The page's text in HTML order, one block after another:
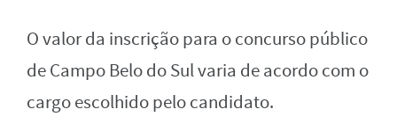
O valor da inscrição para o concurso público
de Campo Belo do Sul varia de acordo com o
cargo escolhido pelo candidato.